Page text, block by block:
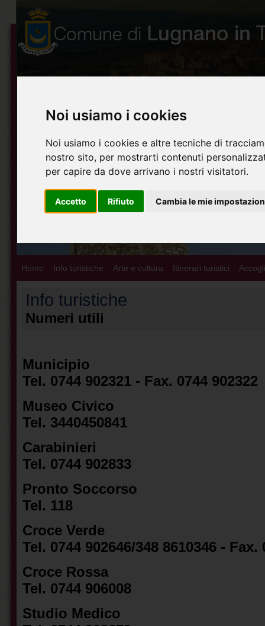
Noi usiamo i cookies
Noi usiamo i cookies e altre tecniche di
nostro sito, per mostrarti contenuti
per capire da dove arrivano i nostri visitatori.
Accetto Rifiuto Cambia le mie
Home Info turistiche Arte e cultura Itinerari turistici
Info turistiche
Numeri utili
Municipio
Tel. 0744 902321 - Fax. 0744 902322
Museo Civico
Tel. 3440450841
Carabinieri
Tel. 0744 902833
Pronto Soccorso
Tel. 118
Croce Verde
Tel. 0744 902646/348 8610346 - Fax.
Croce Rossa
Tel. 0744 906008
Studio Medico